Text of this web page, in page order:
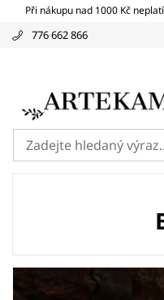
Při nákupu nad 1000 Kč
776 662 866